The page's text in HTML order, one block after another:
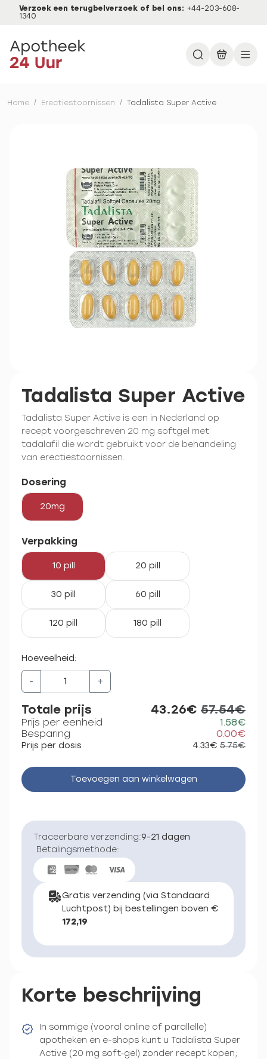
Verzoek een terugbelverzoek of bel ons: +44-203-608-
1340
Home / Erectiestoornissen / Tadalista Super Active
Tadalista Super Active
Tadalista Super Active is een in Nederland op
recept voorgeschreven 20 mg softgel met
tadalafil die wordt gebruikt voor de behandeling
van erectiestoornissen.
Dosering
20mg
Verpakking
10 pill 20 pill
30 pill 60 pill
120 pill 180 pill
Hoeveelheid:
- +
Totale prijs 43.26€ 57.54€
Prijs per eenheid
1.58€
Besparing
0.00€
Prijs per dosis 4.33€ 5.75€
Toevoegen aan winkelwagen
Traceerbare verzending:9-21 dagen
Betalingsmethode:
Gratis verzending (via Standaard
Luchtpost) bij bestellingen boven €
172,19
Korte beschrijving
In sommige (vooral online of parallelle)
apotheken en e-shops kunt u Tadalista Super
Active (20 mg soft‑gel) zonder recept kopen;